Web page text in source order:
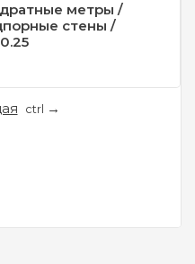
метры /
стены /
ctrl →